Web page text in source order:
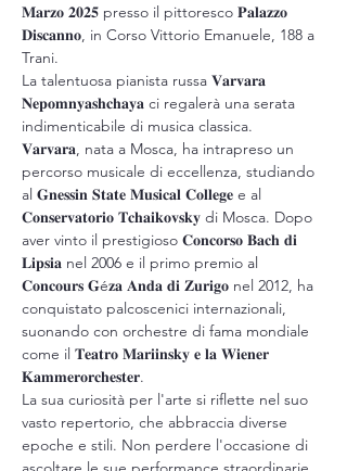
𝐌𝐚𝐫𝐳𝐨 𝟐𝟎𝟐𝟓 presso il pittoresco 𝐏𝐚𝐥𝐚𝐳𝐳𝐨
𝐃𝐢𝐬𝐜𝐚𝐧𝐧𝐨, in Corso Vittorio Emanuele, 188 a
Trani.
La talentuosa pianista russa 𝐕𝐚𝐫𝐯𝐚𝐫𝐚
𝐍𝐞𝐩𝐨𝐦𝐧𝐲𝐚𝐬𝐡𝐜𝐡𝐚𝐲𝐚 ci regalerà una serata
indimenticabile di musica classica.
𝐕𝐚𝐫𝐯𝐚𝐫𝐚, nata a Mosca, ha intrapreso un
percorso musicale di eccellenza, studiando
al 𝐆𝐧𝐞𝐬𝐬𝐢𝐧 𝐒𝐭𝐚𝐭𝐞 𝐌𝐮𝐬𝐢𝐜𝐚𝐥 𝐂𝐨𝐥𝐥𝐞𝐠𝐞 e al
𝐂𝐨𝐧𝐬𝐞𝐫𝐯𝐚𝐭𝐨𝐫𝐢𝐨 𝐓𝐜𝐡𝐚𝐢𝐤𝐨𝐯𝐬𝐤𝐲 di Mosca. Dopo
aver vinto il prestigioso 𝐂𝐨𝐧𝐜𝐨𝐫𝐬𝐨 𝐁𝐚𝐜𝐡 𝐝𝐢
𝐋𝐢𝐩𝐬𝐢𝐚 nel 2006 e il primo premio al
𝐂𝐨𝐧𝐜𝐨𝐮𝐫𝐬 𝐆é𝐳𝐚 𝐀𝐧𝐝𝐚 𝐝𝐢 𝐙𝐮𝐫𝐢𝐠𝐨 nel 2012, ha
conquistato palcoscenici internazionali,
suonando con orchestre di fama mondiale
come il 𝐓𝐞𝐚𝐭𝐫𝐨 𝐌𝐚𝐫𝐢𝐢𝐧𝐬𝐤𝐲 𝐞 𝐥𝐚 𝐖𝐢𝐞𝐧𝐞𝐫
𝐊𝐚𝐦𝐦𝐞𝐫𝐨𝐫𝐜𝐡𝐞𝐬𝐭𝐞𝐫.
La sua curiosità per l'arte si riflette nel suo
vasto repertorio, che abbraccia diverse
epoche e stili. Non perdere l'occasione di